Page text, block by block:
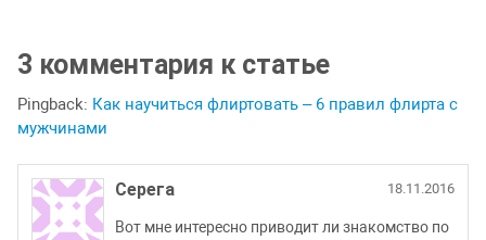
3 комментария к статье
Pingback: Как научиться флиртовать – 6 правил флирта с
мужчинами
Серега 18.11.2016
Вот мне интересно приводит ли знакомство по